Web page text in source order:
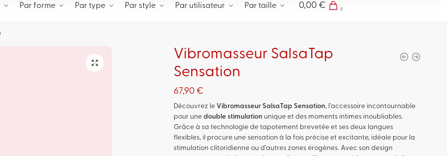
Par forme Par type Par style Par utilisateur Par taille 0,00 € 0
🔍
Vibromasseur SalsaTap
Sensation
67,90 €
Découvrez le Vibromasseur SalsaTap Sensation, l’accessoire incontournable
pour une double stimulation unique et des moments intimes inoubliables.
Grâce à sa technologie de tapotement brevetée et ses deux langues
flexibles, il procure une sensation à la fois précise et excitante, idéale pour la
stimulation clitoridienne ou d’autres zones érogènes. Avec son design